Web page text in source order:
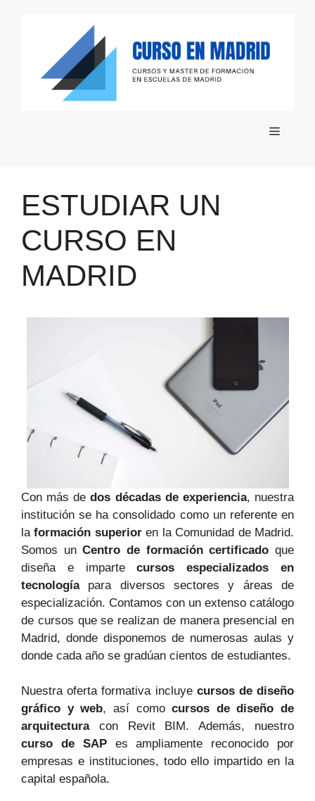
Menú
ESTUDIAR UN
CURSO EN
MADRID
Con más dedos décadas de experiencia, nuestra
institución​ se ha ⁤consolidado como un referente ⁣en
⁤laformación superioren⁢ la Comunidad de Madrid.
Somos unCentro de formación certificado que
diseña e impartecursos especializados en
tecnologíapara diversos sectores y‌ áreas ⁣de
especialización. Contamos con un ‍extenso catálogo
‌de cursos que se realizan de manera presencial en
Madrid, donde disponemos de numerosas ⁤aulas y‍
donde cada año se gradúan cientos de estudiantes.
Nuestra oferta formativa incluye cursos de diseño
gráfico y web, así comocursos de diseño de‌
arquitecturacon Revit BIM. Además, nuestro
curso de ‍SAPes‌ ampliamente reconocido por
empresas e instituciones, todo ello impartido en la
capital ‍española.